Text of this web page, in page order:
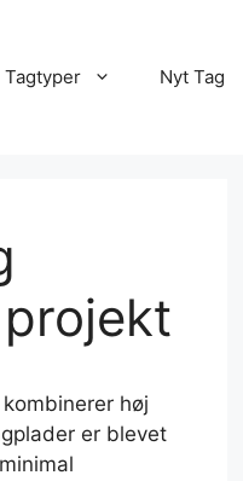
Tagtyper Nyt Tag
høj
er blevet